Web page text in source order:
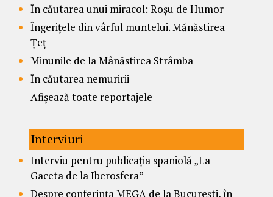
În căutarea unui miracol: Roșu de Humor
Îngerițele din vârful muntelui. Mănăstirea
Țeț
Minunile de la Mânăstirea Strâmba
În căutarea nemuririi
Afișează toate reportajele
Interviuri
Interviu pentru publicația spaniolă „La
Gaceta de la Iberosfera”
Despre conferința MEGA de la București, în